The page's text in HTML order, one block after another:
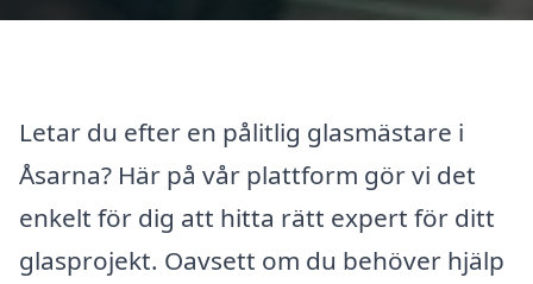
Letar du efter en pålitlig glasmästare i
Åsarna? Här på vår plattform gör vi det
enkelt för dig att hitta rätt expert för ditt
glasprojekt. Oavsett om du behöver hjälp